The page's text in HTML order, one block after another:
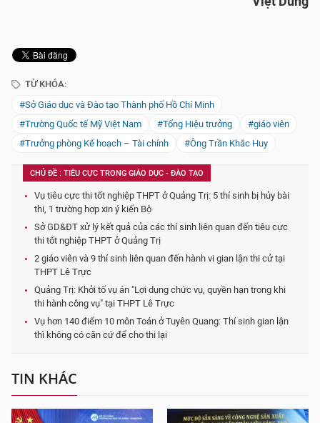
TỪ KHÓA:
#Sở Giáo dục và Đào tạo Thành phố Hồ Chí Minh
#Trường Quốc tế Mỹ Việt Nam
#Tổng Hiệu trưởng
#giáo viên
#Trưởng phòng Kế hoạch – Tài chính
#Ông Trần Khắc Huy
CHỦ ĐỀ : TIÊU CỰC TRONG GIÁO DỤC - ĐÀO TẠO
Vụ tiêu cực thi tốt nghiệp THPT ở Quảng Trị: 5 thí sinh bị hủy bài
thi, 1 trường hợp xin ý kiến Bộ
Sở GD&ĐT xử lý kết quả của các thí sinh liên quan đến tiêu cực
thi tốt nghiệp THPT ở Quảng Trị
2 giáo viên và 9 thí sinh liên quan đến hành vi gian lận thi cử tại
THPT Lê Trực
Quảng Trị: Khởi tố vụ án "Lợi dụng chức vụ, quyền hạn trong khi
thi hành công vụ" tại THPT Lê Trực
Vụ hơn 140 điểm 10 môn Toán ở Tuyên Quang: Thí sinh gian lận
thì không có căn cứ để cho thi lại
TIN KHÁC